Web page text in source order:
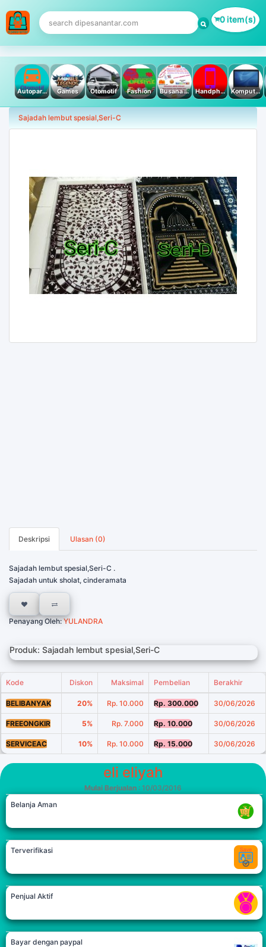
0 item(s)
Autoparts Games Otomotif Fashion Busana Muslim Handphone & Tablet Komputer PC & Laptop
Sajadah lembut spesial,Seri-C
Deskripsi Ulasan (0)
Sajadah lembut spesial,Seri-C .
Sajadah untuk sholat, cinderamata
Penayang Oleh:YULANDRA
Produk: Sajadah lembut spesial,Seri-C
Kode Diskon Maksimal Pembelian Berakhir
BELIBANYAK 20% Rp. 10.000 Rp. 300.000 30/06/2026
FREEONGKIR 5% Rp. 7.000 Rp. 10.000 30/06/2026
SERVICEAC 10% Rp. 10.000 Rp. 15.000 30/06/2026
eli eliyah
Mulai Berjualan : 10/03/2016
Belanja Aman
Terverifikasi
Penjual Aktif
Bayar dengan paypal